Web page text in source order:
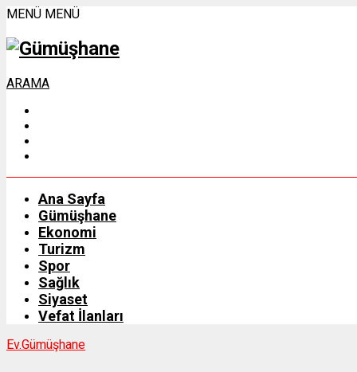
MENÜ MENÜ
ARAMA
Ana Sayfa
Gümüşhane
Ekonomi
Turizm
Spor
Sağlık
Siyaset
Vefat İlanları
Ev.Gümüşhane